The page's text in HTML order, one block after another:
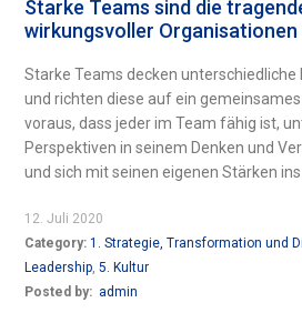
Starke Teams sind die
wirkungsvoller Organisationen
Starke Teams decken
und richten diese auf ein
voraus, dass jeder im Team fähig ist,
Perspektiven in seinem Denken und
und sich mit seinen eigenen Stärken
12. Juli 2020
Category:1. Strategie, Transformation und
Leadership,5. Kultur
Posted by: admin